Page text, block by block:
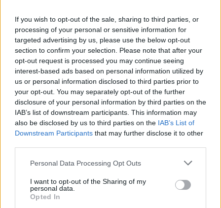
If you wish to opt-out of the sale, sharing to third parties, or
processing of your personal or sensitive information for
targeted advertising by us, please use the below opt-out
section to confirm your selection. Please note that after your
opt-out request is processed you may continue seeing
interest-based ads based on personal information utilized by
us or personal information disclosed to third parties prior to
your opt-out. You may separately opt-out of the further
disclosure of your personal information by third parties on the
IAB’s list of downstream participants. This information may
also be disclosed by us to third parties on the IAB’s List of
Downstream Participants that may further disclose it to other
Please note that this website/app uses one or more Google
not limited to your visit or usage behaviour. You may click to
grant or deny consent to Google and its third-party tags to
use your data for below specified purposes in below Google
Personal Data Processing Opt Outs
I want to opt-out of the Sharing of my
personal data.
Opted In
szenvedte el, amikor alig fél perc különbséggel két nagyerejű
földrengés döntötte romba...
Külföld
2026.04.22. Kiss Lajos